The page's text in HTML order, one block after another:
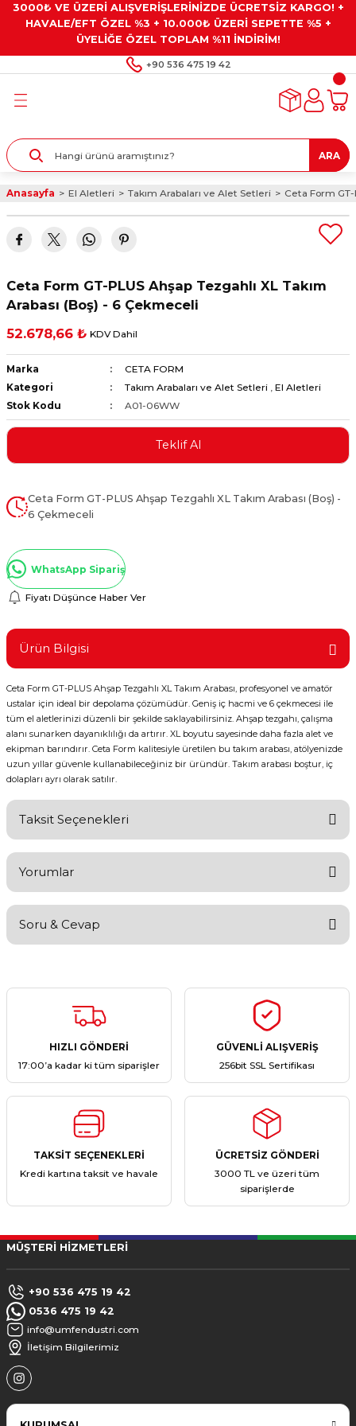
3000₺ VE ÜZERİ ALIŞVERİŞLERİNİZDE ÜCRETSİZ KARGO! +
HAVALE/EFT ÖZEL %3 + 10.000₺ ÜZERİ SEPETTE %5 +
ÜYELİĞE ÖZEL TOPLAM %11 İNDİRİM!
+90 536 475 19 42
Geri Dön
Geri Dön
Geri Dön
Gresler
Geri Dön
Alet Setleri
ve Multimetreler
ve Penseler
Geri Dön
Taşları ve
ARA
Anasayfa El Aletleri Takım Arabaları ve Alet Setleri Ceta Form GT-
Ceta Form GT-PLUS Ahşap Tezgahlı XL Takım
Arabası (Boş) - 6 Çekmeceli
52.678,66 ₺ KDV Dahil
Marka
CETA FORM
Kategori
Takım Arabaları ve Alet Setleri , El Aletleri
Stok Kodu
A01-06WW
Teklif Al
Ceta Form GT-PLUS Ahşap Tezgahlı XL Takım Arabası (Boş) -
6 Çekmeceli
WhatsApp Sipariş
Fiyatı Düşünce Haber Ver
Ürün Bilgisi
Ceta Form GT-PLUS Ahşap Tezgahlı XL Takım Arabası, profesyonel ve amatör
ustalar için ideal bir depolama çözümüdür. Geniş iç hacmi ve 6 çekmecesi ile
tüm el aletlerinizi düzenli bir şekilde saklayabilirsiniz. Ahşap tezgahı, çalışma
alanı sunarken dayanıklılığı da artırır. XL boyutu sayesinde daha fazla alet ve
ekipman barındırır. Ceta Form kalitesiyle üretilen bu takım arabası, atölyenizde
uzun yıllar güvenle kullanabileceğiniz bir üründür. Takım arabası boştur, iç
dolapları ayrı olarak satılır.
Taksit Seçenekleri
Yorumlar
Yorum Yaz
Soru & Cevap
Ürün hakkında henüz soru sorulmamış.
HIZLI GÖNDERİ
17:00’a kadar ki tüm siparişler
GÜVENLİ ALIŞVERİŞ
256bit SSL Sertifikası
TAKSİT SEÇENEKLERİ
Kredi kartına taksit ve havale
ÜCRETSİZ GÖNDERİ
3000 TL ve üzeri tüm
siparişlerde
MÜŞTERİ HİZMETLERİ
+90 536 475 19 42
0536 475 19 42
info@umfendustri.com
İletişim Bilgilerimiz